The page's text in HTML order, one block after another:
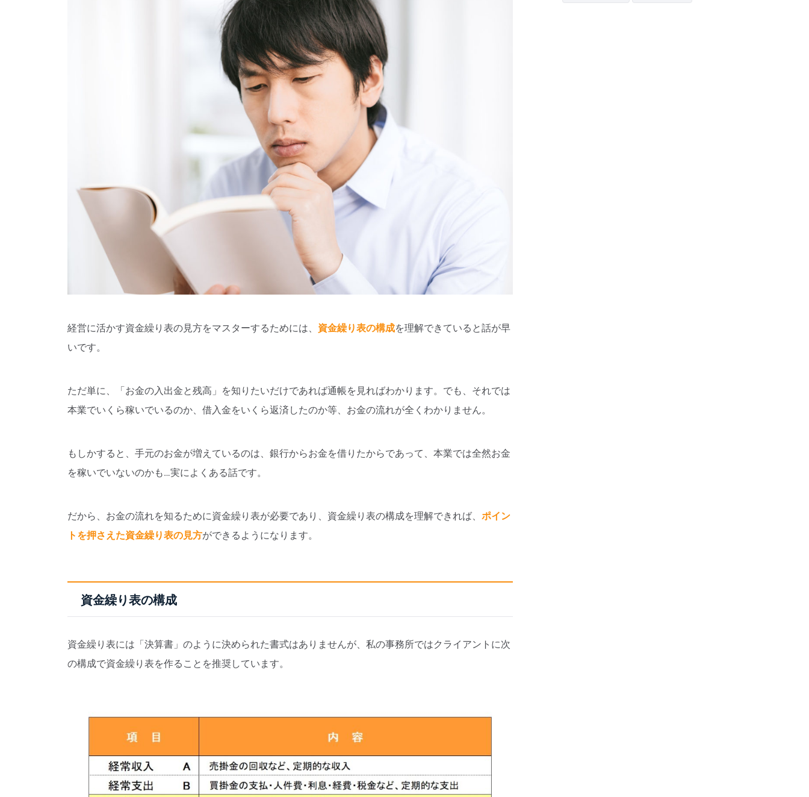
経営に活かす資金繰り表の見方をマスターするためには、 資金繰り表の構成を理解できていると話が早
いです。
ただ単に、「お金の入出金と残高」を知りたいだけであれば通帳を見ればわかります。でも、それでは
本業でいくら稼いでいるのか、借入金をいくら返済したのか等、お金の流れが全くわかりません。
もしかすると、手元のお金が増えているのは、銀行からお金を借りたからであって、本業では全然お金
を稼いでいないのかも…実によくある話です。
だから、お金の流れを知るために資金繰り表が必要であり、資金繰り表の構成を理解できれば、 ポイン
トを押さえた資金繰り表の見方ができるようになります。
資金繰り表の構成
資金繰り表には「決算書」のように決められた書式はありませんが、私の事務所ではクライアントに次
の構成で資金繰り表を作ることを推奨しています。